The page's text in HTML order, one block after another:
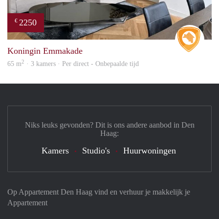
€ 2250
Koningin Emmakade
65 m2 · 3 kamers · Per direct - Onbepaalde tijd
Op Appartement Den Haag vind en verhuur je makkelijk je
Appartement
Niks leuks gevonden? Dit is ons andere aanbod in Den
Haag:
Kamers Studio's Huurwoningen